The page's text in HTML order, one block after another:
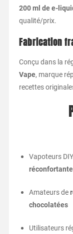
200 ml de e-
qualité/prix.
Fabrication
Conçu dans la
Vape, marque
recettes
Vapoteurs
réconfortante
Amateurs de
chocolatées
Utilisateurs